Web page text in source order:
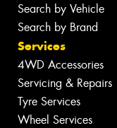
Search by Vehicle
Search by Brand
Services
4WD Accessories
Servicing & Repairs
Tyre Services
Wheel Services